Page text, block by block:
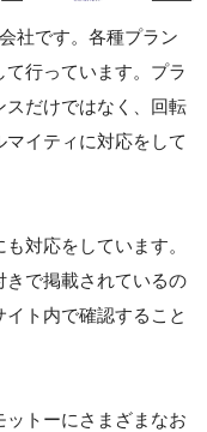
社です。各種プラン
て行っています。プラ
スだけではなく、回転
イティに対応をして
対応をしています。
で掲載されているの
ト内で確認すること
トーにさまざまなお